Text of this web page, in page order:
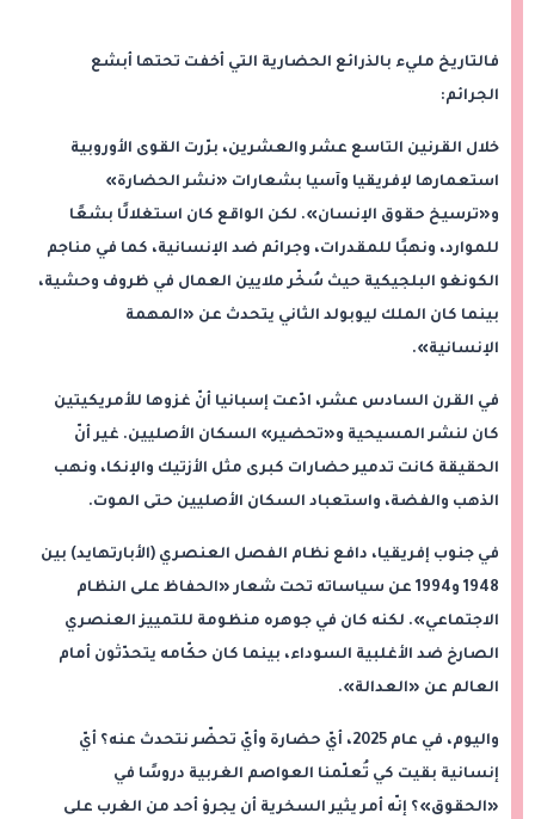
فالتاريخ مليء بالذرائع الحضارية التي أخفت تحتها أبشع
الجرائم:
خلال القرنين التاسع عشر والعشرين، برّرت القوى الأوروبية
استعمارها لإفريقيا وآسيا بشعارات «نشر الحضارة»
و«ترسيخ حقوق الإنسان». لكن الواقع كان استغلالًا بشعًا
للموارد، ونهبًا للمقدرات، وجرائم ضد الإنسانية، كما في مناجم
الكونغو البلجيكية حيث سُخّر ملايين العمال في ظروف وحشية،
بينما كان الملك ليوبولد الثاني يتحدث عن «المهمة
الإنسانية».
في القرن السادس عشر، ادّعت إسبانيا أنّ غزوها للأمريكيتين
كان لنشر المسيحية و«تحضير» السكان الأصليين. غير أنّ
الحقيقة كانت تدمير حضارات كبرى مثل الأزتيك والإنكا، ونهب
الذهب والفضة، واستعباد السكان الأصليين حتى الموت.
في جنوب إفريقيا، دافع نظام الفصل العنصري (الأبارتهايد) بين
1948 و1994 عن سياساته تحت شعار «الحفاظ على النظام
الاجتماعي». لكنه كان في جوهره منظومة للتمييز العنصري
الصارخ ضد الأغلبية السوداء، بينما كان حكّامه يتحدّثون أمام
العالم عن «العدالة».
واليوم، في عام 2025، أيّ حضارة وأيّ تحضّر نتحدث عنه؟ أيّ
إنسانية بقيت كي تُعلّمنا العواصم الغربية دروسًا في
«الحقوق»؟ إنّه أمر يثير السخرية أن يجرؤ أحد من الغرب على